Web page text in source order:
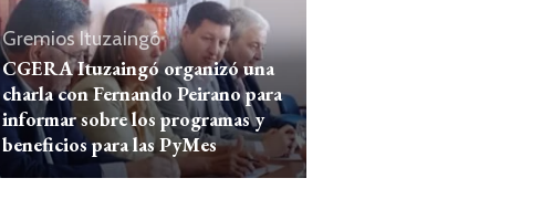
GremiosItuzaingó
CGERA Ituzaingó organizó una
charla con Fernando Peirano para
informar sobre los programas y
beneficios para las PyMes